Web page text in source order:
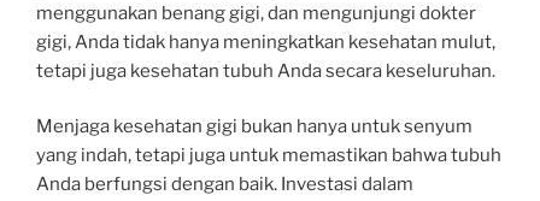
menggunakan benang gigi, dan mengunjungi dokter
gigi, Anda tidak hanya meningkatkan kesehatan mulut,
tetapi juga kesehatan tubuh Anda secara keseluruhan.
Menjaga kesehatan gigi bukan hanya untuk senyum
yang indah, tetapi juga untuk memastikan bahwa tubuh
Anda berfungsi dengan baik. Investasi dalam